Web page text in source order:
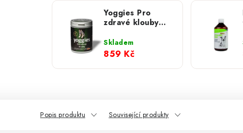
Yoggies Pro
zdravé klouby
Skladem
859 Kč
Popis produktu Související produkty